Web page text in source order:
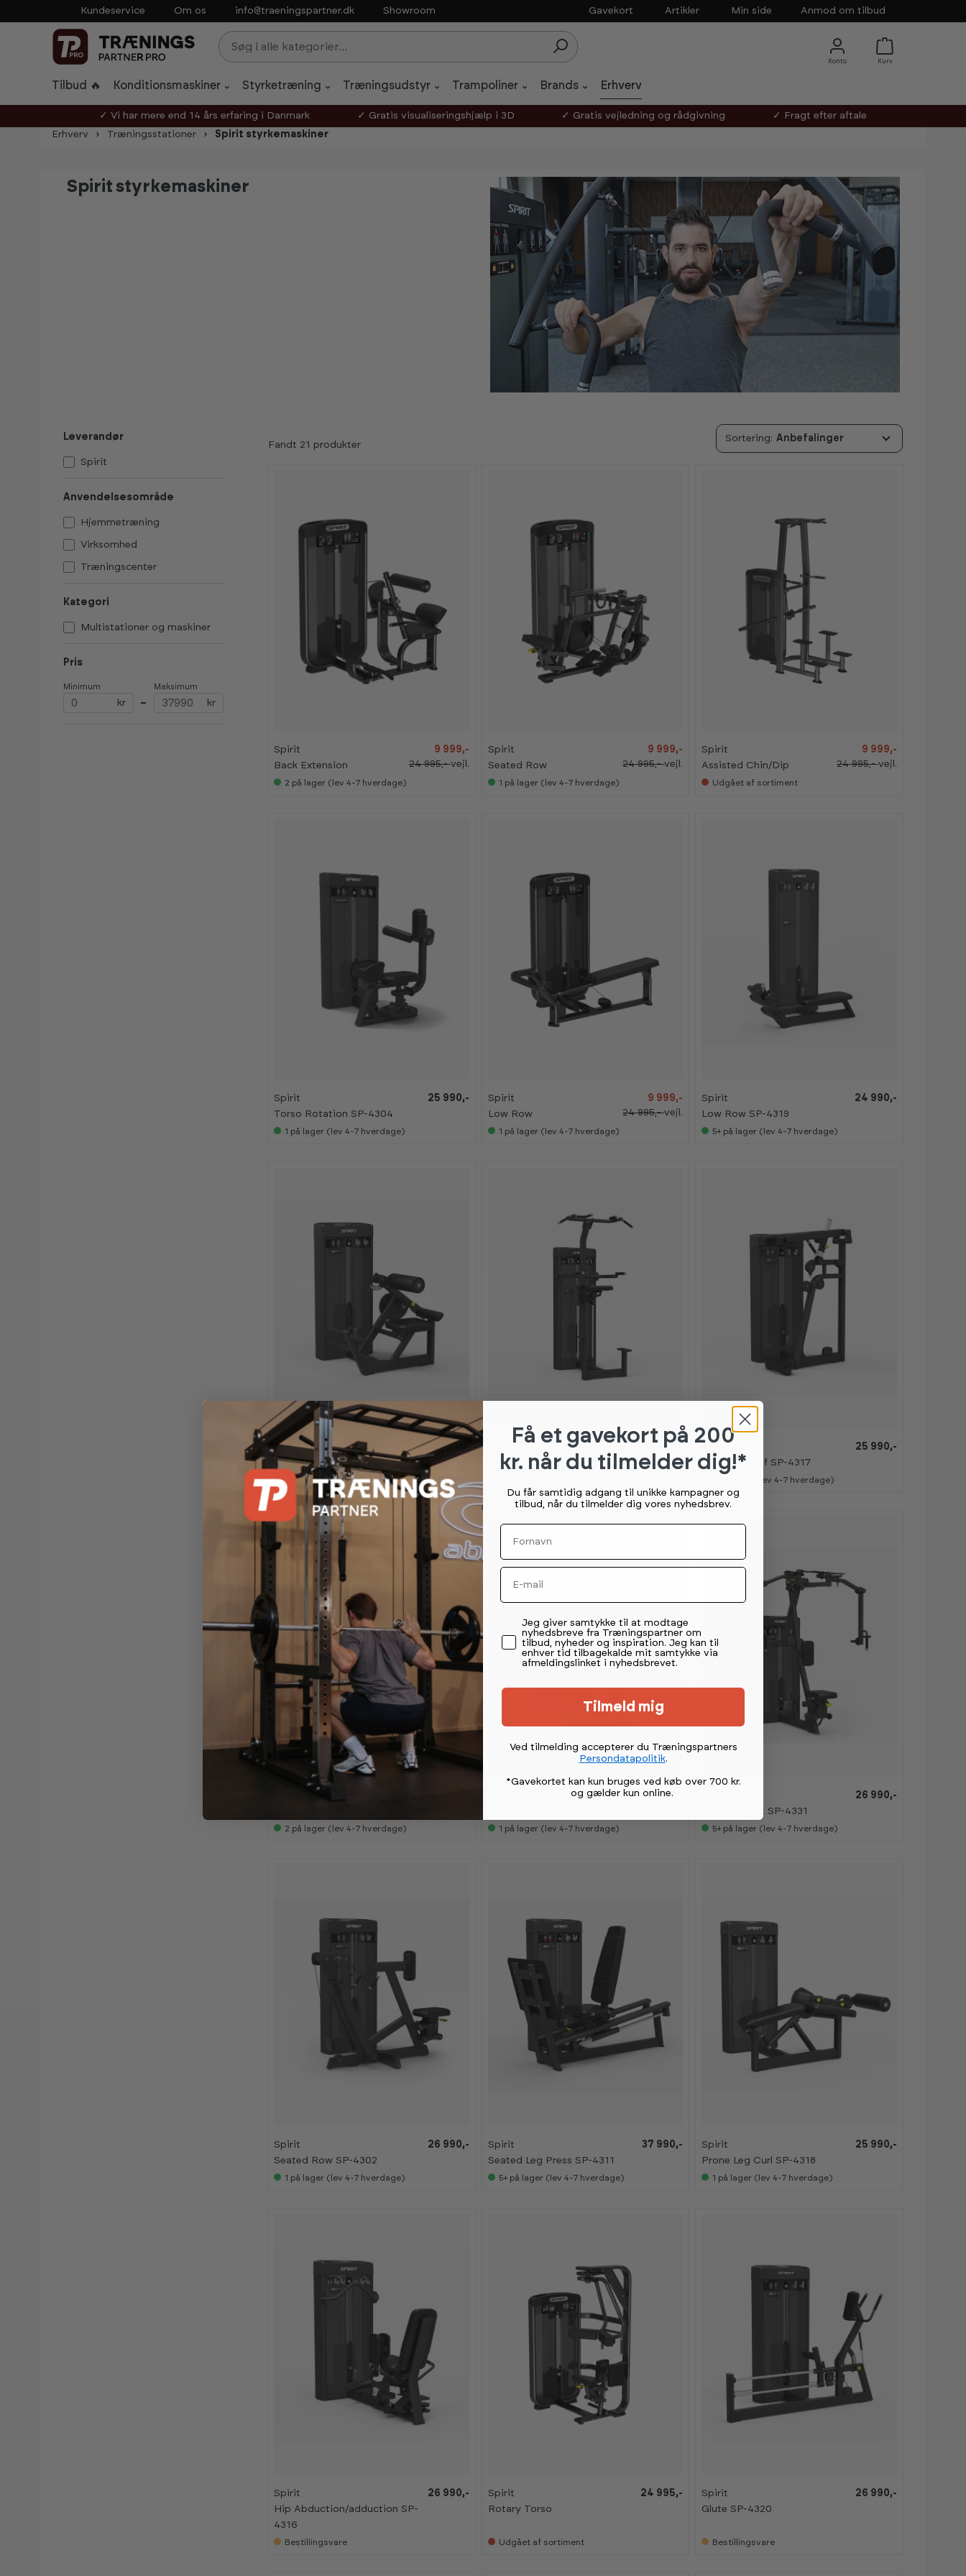
to main content
Skip to main navigation
Kundeservice Om os info@traeningspartner.dk Showroom Gavekort Artikler Min side Anmod om tilbud
Tilbud 🔥 Konditionsmaskiner Styrketræning Træningsudstyr Trampoliner Brands Erhverv
✓ Vi har mere end 14 års erfaring i Danmark ✓ Gratis visualiseringshjælp i 3D ✓ Gratis vejledning og rådgivning
✓ Fragt efter aftale
Erhverv
Træningsstationer Spirit styrkemaskiner
Spirit styrkemaskiner
Leverandør
Spirit
Anvendelsesområde
Hjemmetræning
Virksomhed
Træningscenter
Kategori
Multistationer og maskiner
Pris
Minimum
kr –
Maksimum
kr
Anbefalinger
Fandt 21 produkter
Spirit
Back Extension
9 999,-
24 995,-vejl.
2 på lager (lev 4-7 hverdage)
Spirit
Seated Row
9 999,-
24 995,-vejl.
1 på lager (lev 4-7 hverdage)
Spirit
Assisted Chin/Dip
9 999,-
24 995,-vejl.
Udgået af sortiment
Spirit
Torso Rotation SP-4304
25 990,-
1 på lager (lev 4-7 hverdage)
Spirit
Low Row
9 999,-
24 995,-vejl.
1 på lager (lev 4-7 hverdage)
Spirit
Low Row SP-4319
24 990,-
5+ på lager (lev 4-7 hverdage)
Spirit
Back Extension SP-4310
26 990,-
1 på lager (lev 4-7 hverdage)
Dip/Chin Assist SP-4314
31 990,-
Standing Calf SP-4317
25 990,-
på lager (lev 4-7 hverdage)
%
%
2 på lager (lev 4-7 hverdage)
26 990,-
1 på lager (lev 4-7 hverdage)
Fly/Rear Delt SP-4331
26 990,-
5+ på lager (lev 4-7 hverdage)
Spirit
Seated Row SP-4302
26 990,-
1 på lager (lev 4-7 hverdage)
Spirit
Seated Leg Press SP-4311
37 990,-
5+ på lager (lev 4-7 hverdage)
Spirit
Prone Leg Curl SP-4318
25 990,-
1 på lager (lev 4-7 hverdage)
Spirit
Hip Abduction/adduction SP-
4316
26 990,-
Bestillingsvare
Spirit
Rotary Torso
24 995,-
Udgået af sortiment
Spirit
Glute SP-4320
26 990,-
Bestillingsvare
Få et gavekort på 200
kr. når du tilmelder dig!*
Du får samtidig adgang til unikke kampagner og
tilbud, når du tilmelder dig vores nyhedsbrev.
Fornavn
Email
Permission tekst
Jeg giver samtykke til at modtage
nyhedsbreve fra Træningspartner om
tilbud, nyheder og inspiration. Jeg kan til
enhver tid tilbagekalde mit samtykke via
afmeldingslinket i nyhedsbrevet.
Tilmeld mig
Ved tilmelding accepterer du Træningspartners
Persondatapolitik.
*Gavekortet kan kun bruges ved køb over 700 kr.
og gælder kun online.